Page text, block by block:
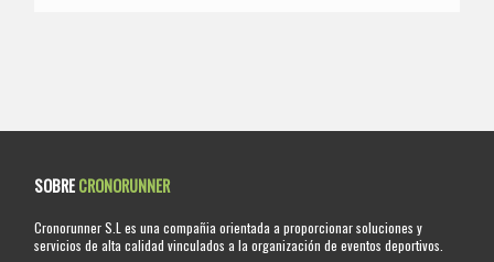
SOBRECRONORUNNER
Cronorunner S.L es una compañia orientada a proporcionar soluciones y
servicios de alta calidad vinculados a la organización de eventos deportivos.